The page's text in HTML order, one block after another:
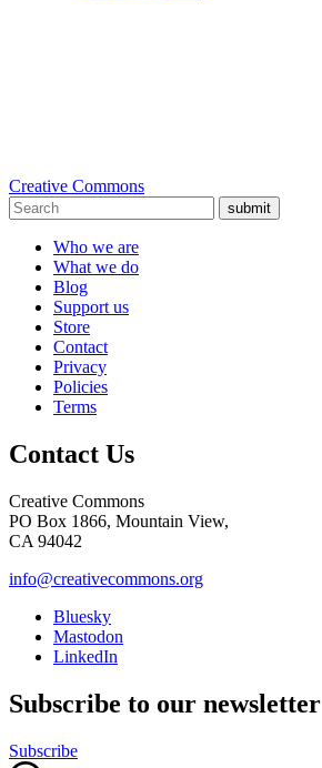
Creative Commons
submit
Who we are
What we do
Blog
Support us
Store
Contact
Privacy
Policies
Terms
Contact Us
Creative Commons
PO Box 1866, Mountain View,
CA 94042
info@creativecommons.org
Bluesky
Mastodon
LinkedIn
Subscribe to our newsletter
Subscribe